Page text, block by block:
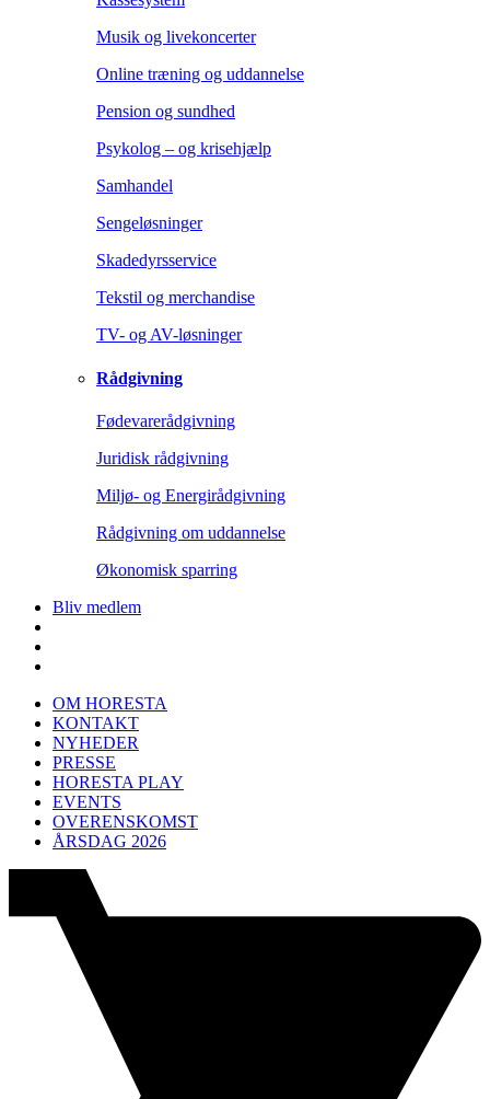
Musik og livekoncerter
Online træning og uddannelse
Pension og sundhed
Psykolog – og krisehjælp
Samhandel
Sengeløsninger
Skadedyrsservice
Tekstil og merchandise
TV- og AV-løsninger
Rådgivning
Fødevarerådgivning
Juridisk rådgivning
Miljø- og Energirådgivning
Rådgivning om uddannelse
Økonomisk sparring
Bliv medlem
OM HORESTA
KONTAKT
NYHEDER
PRESSE
HORESTA PLAY
EVENTS
OVERENSKOMST
ÅRSDAG 2026